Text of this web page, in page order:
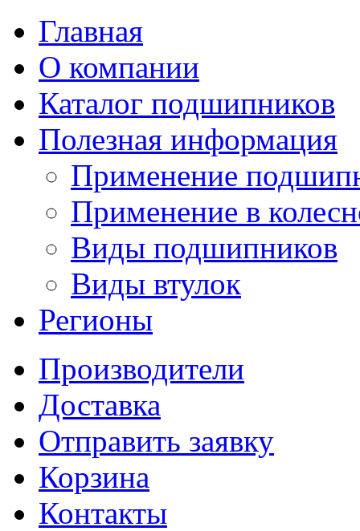
Главная
О компании
Каталог подшипников
Полезная информация
Применение
Применение в
Виды подшипников
Виды втулок
Регионы
Производители
Доставка
Отправить заявку
Корзина
Контакты